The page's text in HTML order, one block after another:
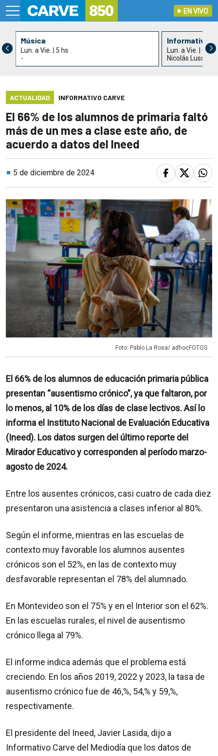
EN VIVO
Música
Lun. a Vie. | 5 hs
-
Informativo
Lun. a Vie. | 6 hs
Nicolás Lussich
ACTUALIDAD INFORMATIVO CARVE
El 66% de los alumnos de primaria faltó
más de un mes a clase este año, de
acuerdo a datos del Ineed
5 de diciembre de 2024
Foto: Pablo La Rosa/ adhocFOTOS
El 66% de los alumnos de educación primaria pública
presentan “ausentismo crónico”, ya que faltaron, por
lo menos, al 10% de los días de clase lectivos. Así lo
informa el Instituto Nacional de Evaluación Educativa
(Ineed). Los datos surgen del último reporte del
Mirador Educativo y corresponden al período marzo-
agosto de 2024.
Entre los ausentes crónicos, casi cuatro de cada diez
presentaron una asistencia a clases inferior al 80%.
Según el informe, mientras en las escuelas de
contexto muy favorable los alumnos ausentes
crónicos son el 52%, en las de contexto muy
desfavorable representan el 78% del alumnado.
En Montevideo son el 75% y en el Interior son el 62%.
En las escuelas rurales, el nivel de ausentismo
crónico llega al 79%.
El informe indica además que el problema está
creciendo. En los años 2019, 2022 y 2023, la tasa de
ausentismo crónico fue de 46,%, 54,% y 59,%,
respectivamente.
El presidente del Ineed, Javier Lasida, dijo a
Informativo Carve del Mediodía que los datos de